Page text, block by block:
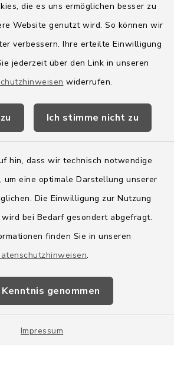
die es uns ermöglichen besser zu
Website genutzt wird. So können wir
verbessern. Ihre erteilte Einwilligung
jederzeit über den Link in unseren
widerrufen.
Ich stimme nicht zu
hin, dass wir technisch notwendige
um eine optimale Darstellung unserer
Die Einwilligung zur Nutzung
bei Bedarf gesondert abgefragt.
finden Sie in unseren
.
Kenntnis genommen
Impressum
Rickling
Barrierefreiheit
Impressum
Sitemap